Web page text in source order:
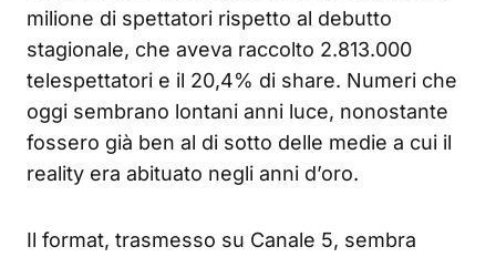
milione di spettatori rispetto al debutto
stagionale, che aveva raccolto 2.813.000
telespettatori e il 20,4% di share. Numeri che
oggi sembrano lontani anni luce, nonostante
fossero già ben al di sotto delle medie a cui il
reality era abituato negli anni d’oro.
Il format, trasmesso su Canale 5, sembra